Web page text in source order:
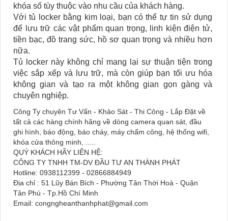
khóa số tùy thuộc vào nhu cầu của khách hàng.
Với tủ locker bằng kim loại, bạn có thể tự tin sử dụng
để lưu trữ các vật phẩm quan trọng, linh kiện điện tử,
tiền bạc, đồ trang sức, hồ sơ quan trọng và nhiều hơn
nữa.
Tủ locker này không chỉ mang lại sự thuận tiện trong
việc sắp xếp và lưu trữ, mà còn giúp bạn tối ưu hóa
không gian và tạo ra một không gian gọn gàng và
chuyên nghiệp.
Công Ty chuyên Tư Vấn - Khảo Sát - Thi Công - Lắp Đặt về
tất cả các hàng chính hãng về dòng camera quan sát, đầu
ghi hình, báo động, báo cháy, máy chấm công, hệ thống wifi,
khóa cửa thông minh, .....
QUÝ KHÁCH HÃY LIÊN HỆ:
CÔNG TY TNHH TM-DV ĐẦU TƯ AN THÀNH PHÁT
Hotline: 0938112399 - 02866884949
Địa chỉ : 51 Lũy Bán Bích - Phường Tân Thới Hoà - Quận
Tân Phú - Tp.Hồ Chí Minh
Email: congngheanthanhphat@gmail.com